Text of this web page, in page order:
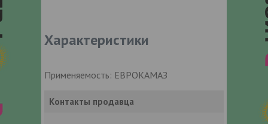
Характеристики
Применяемость: ЕВРОКАМАЗ
Контакты продавца